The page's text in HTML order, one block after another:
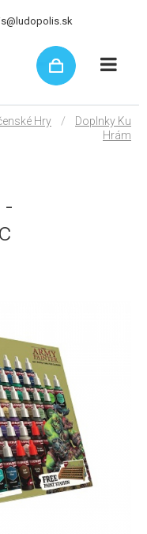
Hry /
Doplnky Ku
Hrám